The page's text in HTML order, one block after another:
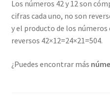
Los números 42 y 12 son
cifras cada uno, no son
y el producto de los números
reversos 42×12=24×21=504.
¿Puedes encontrar más